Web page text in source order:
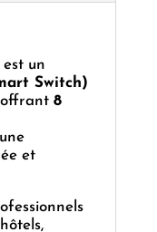
un
Switch)
offrant 8
et